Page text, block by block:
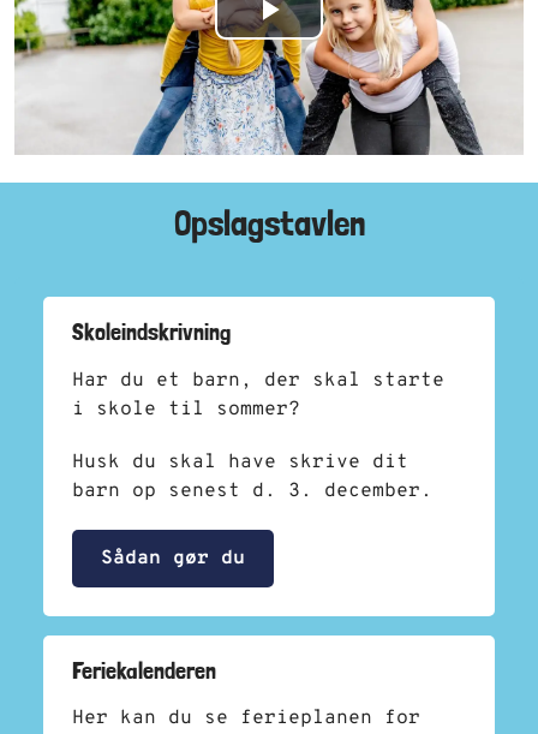
Play
Video
Opslagstavlen
Skoleindskrivning
Har du et barn, der skal starte
i skole til sommer?
Husk du skal have skrive dit
barn op senest d. 3. december.
Sådan gør du
Feriekalenderen
Her kan du se ferieplanen for